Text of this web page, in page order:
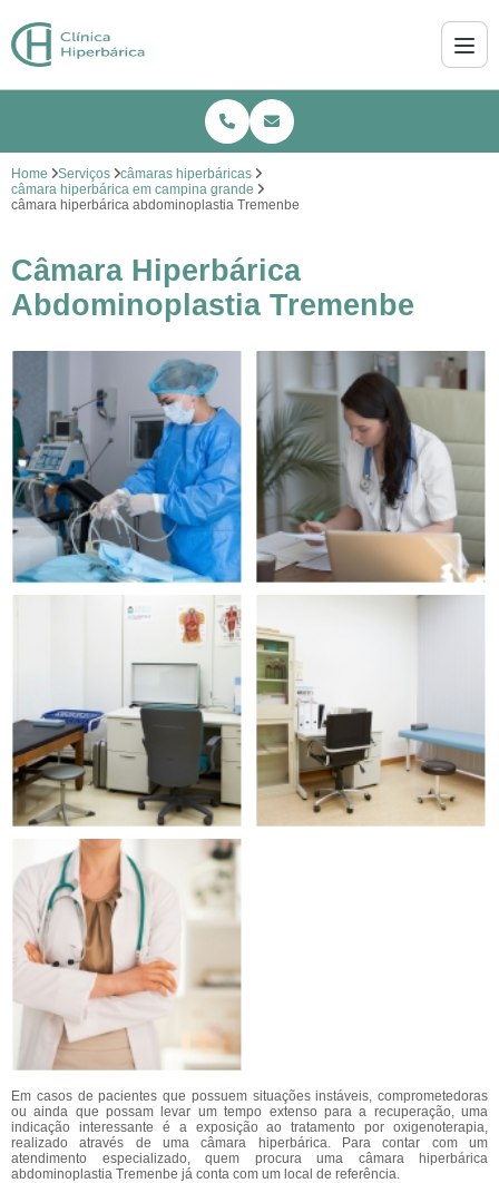
Home Serviços
câmaras hiperbáricas
câmara hiperbárica em campina grande
câmara hiperbárica abdominoplastia Tremenbe
Câmara Hiperbárica
Abdominoplastia Tremenbe
Em casos de pacientes que possuem situações instáveis, comprometedoras
ou ainda que possam levar um tempo extenso para a recuperação, uma
indicação interessante é a exposição ao tratamento por oxigenoterapia,
realizado através de uma câmara hiperbárica. Para contar com um
atendimento especializado, quem procura uma câmara hiperbárica
abdominoplastia Tremenbe já conta com um local de referência.